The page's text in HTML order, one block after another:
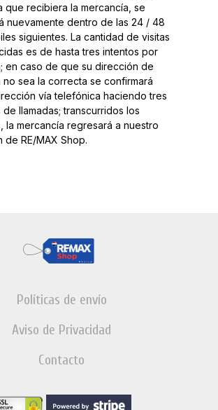
que recibiera la mercancía, se
nuevamente dentro de las 24 / 48
siguientes. La cantidad de visitas
es de hasta tres intentos por
en caso de que su dirección de
no sea la correcta se confirmará
vía telefónica haciendo tres
de llamadas; transcurridos los
la mercancía regresará a nuestro
de RE/MAX Shop.
Políticas de envío
Aviso de Privacidad
Contacto